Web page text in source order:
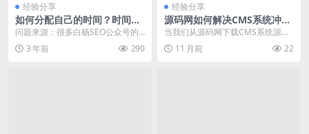
经验分享
如何分配自己的时间？时间管
理四象限心得与方法技巧
问题来源：很多白杨SEO公众号的
老粉丝知道，我从2021年3月开始
全职做自由职业...
3 年前 290
经验分享
源码网如何解决CMS系统冲突
导致白屏问题的排查步骤
当我们从源码网下载CMS系统源码
进行部署时，有时会遇到系统冲突
导致网站白屏的问题...
11 月前 22